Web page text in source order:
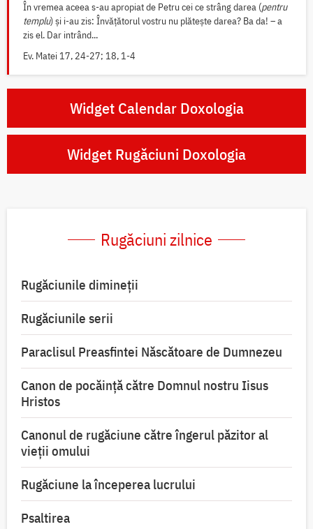
În vremea aceea s-au apropiat de Petru cei ce strâng darea (pentru
templu) și i-au zis: Învățătorul vostru nu plătește darea? Ba da! – a
zis el. Dar intrând...
Ev. Matei 17, 24-27; 18, 1-4
Widget Calendar Doxologia
Widget Rugăciuni Doxologia
Rugăciuni zilnice
Rugăciunile dimineții
Rugăciunile serii
Paraclisul Preasfintei Născătoare de Dumnezeu
Canon de pocăință către Domnul nostru Iisus
Hristos
Canonul de rugăciune către îngerul păzitor al
vieții omului
Rugăciune la începerea lucrului
Psaltirea